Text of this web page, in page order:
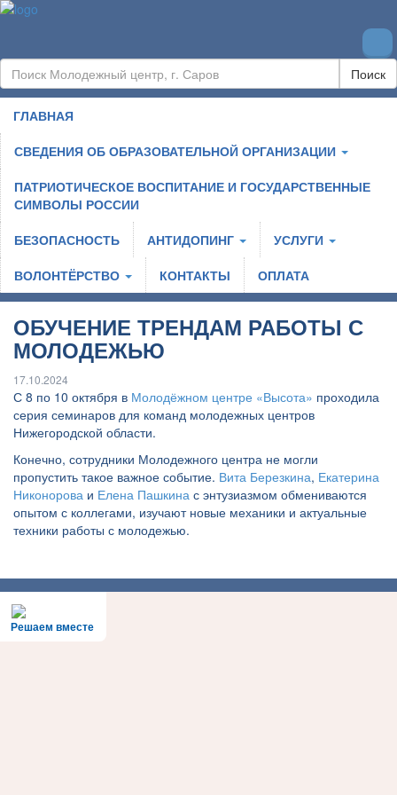
Поиск
ГЛАВНАЯ
СВЕДЕНИЯ ОБ ОБРАЗОВАТЕЛЬНОЙ ОРГАНИЗАЦИИ
ПАТРИОТИЧЕСКОЕ ВОСПИТАНИЕ И ГОСУДАРСТВЕННЫЕ
СИМВОЛЫ РОССИИ
БЕЗОПАСНОСТЬ
АНТИДОПИНГ
УСЛУГИ
ВОЛОНТЁРСТВО
КОНТАКТЫ ОПЛАТА
ОБУЧЕНИЕ ТРЕНДАМ РАБОТЫ С
МОЛОДЕЖЬЮ
17.10.2024
С 8 по 10 октября в Молодёжном центре «Высота» проходила
серия семинаров для команд молодежных центров
Нижегородской области.
Конечно, сотрудники Молодежного центра не могли
пропустить такое важное событие. Вита Березкина, Екатерина
Никонорова и Елена Пашкина с энтузиазмом обмениваются
опытом с коллегами, изучают новые механики и актуальные
техники работы с молодежью.
Решаем вместе